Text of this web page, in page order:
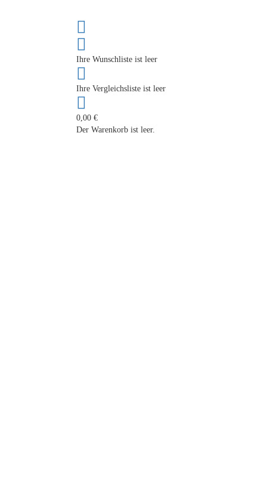
Ihre Wunschliste ist leer
Ihre Vergleichsliste ist leer
0,00 €
Der Warenkorb ist leer.